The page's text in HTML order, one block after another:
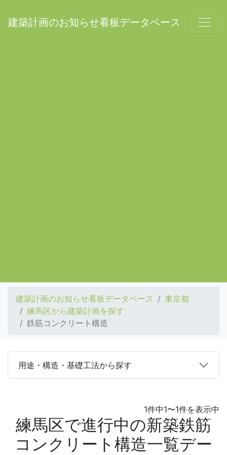
建築計画のお知らせ看板データベース
建築計画のお知らせ看板データベース
東京都
練馬区から建築計画を探す
鉄筋コンクリート構造
用途・構造・基礎工法から探す
1件中1〜1件を表示中
練馬区で進行中の新築鉄筋
コンクリート構造一覧デー